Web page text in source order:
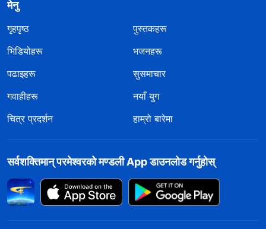
मेनु
गृहपृष्ठ
पुस्तकहरू
भिडियोहरू
भजनहरू
पढाइहरू
सुसमाचार
गवाहीहरू
नयाँ युग
चित्र प्रदर्शन
हाम्रो बारेमा
सर्वशक्तिमान्‌ परमेश्‍वरको मण्डली App डाउनलोड गर्नुहोस्